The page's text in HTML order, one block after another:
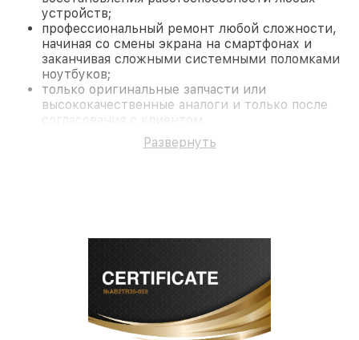
устройств;
профессиональный ремонт любой сложности,
начиная со смены экрана на смартфонах и
заканчивая сложными системными поломками
ноутбуков;
только оригинальные запчасти или
высококачественные аналоги и только после
согласования с клиентом.
На все работы и замененные комплектующие
предоставляется длительная гарантия. В случае
современное оборудование и
лицензированное ПО в ремонтно-
диагностических мастерских;
собственный склад комплектующих, что
Развернуть